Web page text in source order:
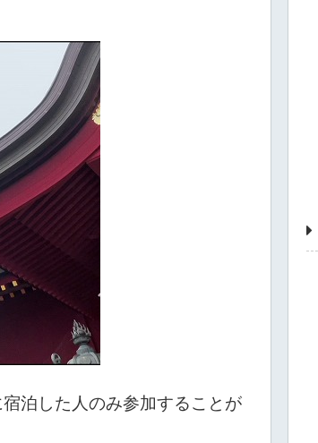
泊した人のみ参加することが